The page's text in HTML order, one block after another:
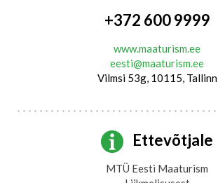
+372 600 9999
www.maaturism.ee
eesti@maaturism.ee
Vilmsi 53g, 10115, Tallinn
Ettevõtjale
MTÜ Eesti Maaturism